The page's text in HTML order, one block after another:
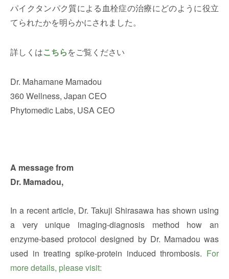
パイクタンパク質による血栓症の治療にどのように役立
てられたかを明らかにされました。
詳しくはこちらをご覧ください
Dr. Mahamane Mamadou
360 Wellness, Japan CEO
Phytomedic Labs, USA CEO
A message from
Dr. Mamadou,
In a recent article, Dr. Takuji Shirasawa has shown using
a very unique imaging-diagnosis method how an
enzyme-based protocol designed by Dr. Mamadou was
used in treating spike-protein induced thrombosis. For
more details, please visit: